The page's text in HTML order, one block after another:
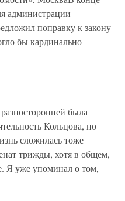
администрации
поправку к закону
бы кардинально
была
Кольцова, но
сложилась тоже
трижды, хотя в общем,
Я уже упоминал о том,